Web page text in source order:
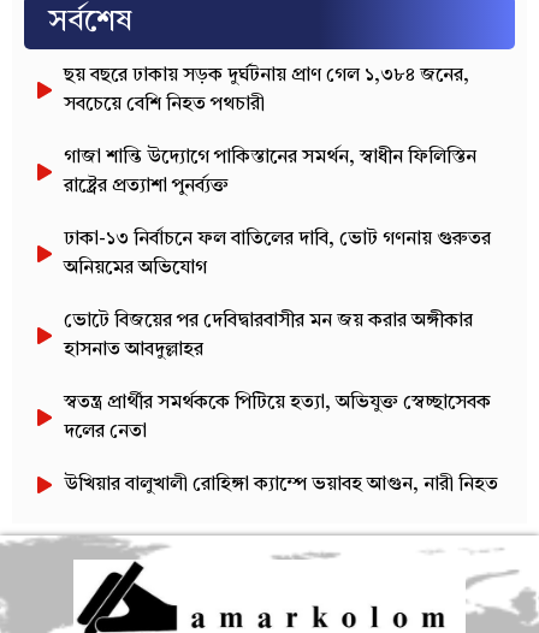
সর্বশেষ
ছয় বছরে ঢাকায় সড়ক দুর্ঘটনায় প্রাণ গেল ১,৩৮৪ জনের,
সবচেয়ে বেশি নিহত পথচারী
গাজা শান্তি উদ্যোগে পাকিস্তানের সমর্থন, স্বাধীন ফিলিস্তিন
রাষ্ট্রের প্রত্যাশা পুনর্ব্যক্ত
ঢাকা-১৩ নির্বাচনে ফল বাতিলের দাবি, ভোট গণনায় গুরুতর
অনিয়মের অভিযোগ
ভোটে বিজয়ের পর দেবিদ্বারবাসীর মন জয় করার অঙ্গীকার
হাসনাত আবদুল্লাহর
স্বতন্ত্র প্রার্থীর সমর্থককে পিটিয়ে হত্যা, অভিযুক্ত স্বেচ্ছাসেবক
দলের নেতা
উখিয়ার বালুখালী রোহিঙ্গা ক্যাম্পে ভয়াবহ আগুন, নারী নিহত